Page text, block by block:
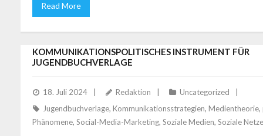
Read More
KOMMUNIKATIONSPOLITISCHES INSTRUMENT FÜR
JUGENDBUCHVERLAGE
18. Juli 2024 Redaktion
Uncategorized
Jugendbuchverlage, Kommunikationsstrategien, Medientheorie,
Phänomene, Social-Media-Marketing, Soziale Medien, Soziale Netze